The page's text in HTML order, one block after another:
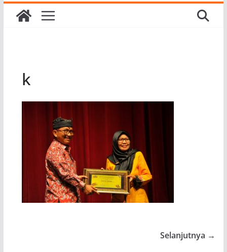
k
Selanjutnya →